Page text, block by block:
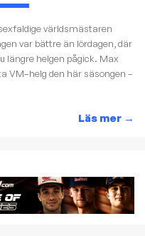
världsmästaren
var bättre än lördagen, där
längre helgen pågick. Max
VM–helg den här säsongen –
Läs mer →